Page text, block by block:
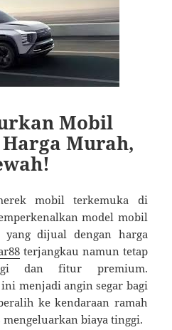
Mobil
Murah,
mobil terkemuka di
model mobil
dijual dengan harga
terjangkau namun tetap
dan fitur premium.
menjadi angin segar bagi
ke kendaraan ramah
biaya tinggi.